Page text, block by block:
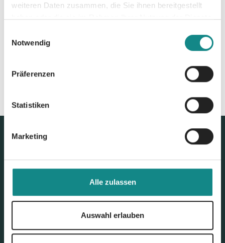
weiteren Daten zusammen, die Sie ihnen bereitgestellt
haben oder die sie im Rahmen Ihrer Nutzung der Dienste
Notwendig
Präferenzen
Statistiken
Marketing
Alle zulassen
Auswahl erlauben
Zur Übersicht
Unser Angebot